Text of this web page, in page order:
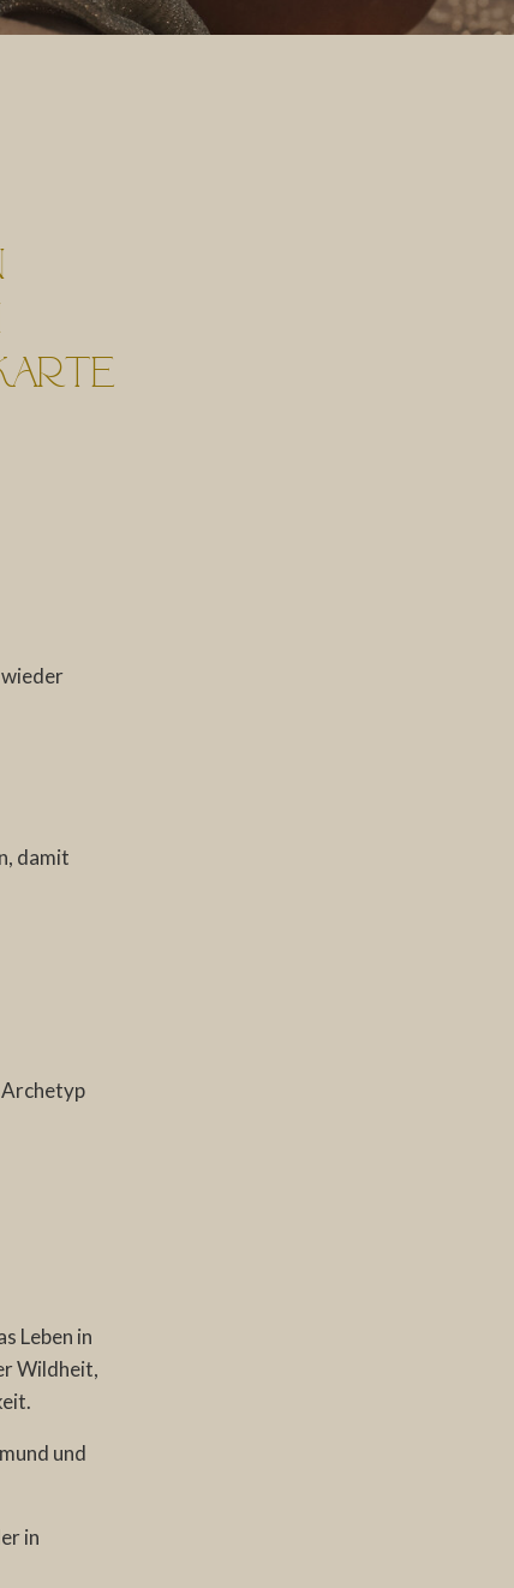
damit
Archetyp
Leben in
Wildheit,
und
in